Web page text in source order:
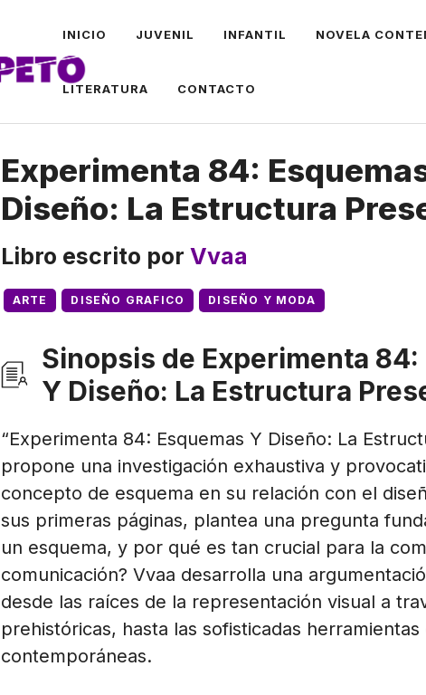
INICIO JUVENIL INFANTIL NOVELA
LITERATURA CONTACTO
Experimenta 84:
Diseño: La Estructura
Libro escrito por Vvaa
ARTE DISEÑO GRAFICO DISEÑO Y MODA
Sinopsis de Experimenta 84:
Y Diseño: La Estructura
“Experimenta 84: Esquemas Y Diseño: La
propone una investigación exhaustiva y
concepto de esquema en su relación con el
sus primeras páginas, plantea una pregunta
un esquema, y por qué es tan crucial para la
comunicación? Vvaa desarrolla una
desde las raíces de la representación visual a
prehistóricas, hasta las sofisticadas herramientas
contemporáneas.